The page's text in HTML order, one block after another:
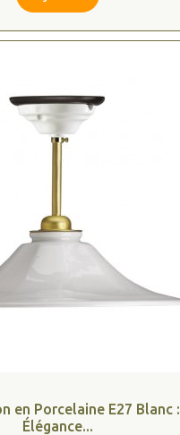
en Porcelaine E27 Blanc :
Élégance...